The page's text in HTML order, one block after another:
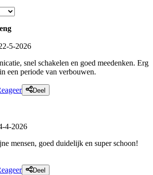
5-2026
snel schakelen en goed meedenken. Erg
een periode van verbouwen.
Deel
4-2026
mensen, goed duidelijk en super schoon!
Deel